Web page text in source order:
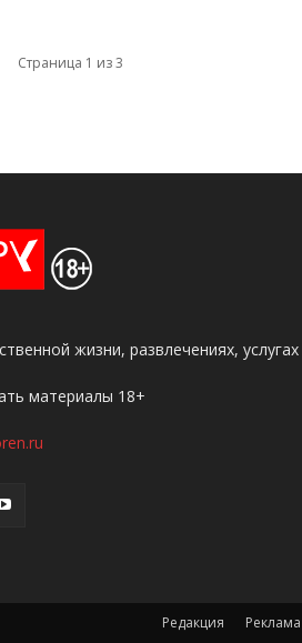
Страница 1 из 3
жизни, развлечениях,
материалы 18+
Редакция